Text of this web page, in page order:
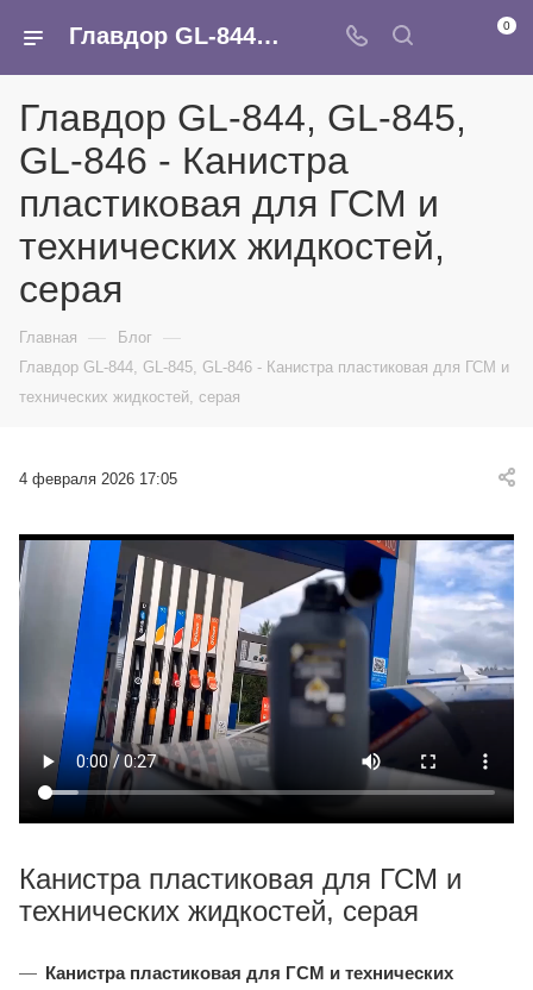
Главдор GL-844, GL-845, GL-846 - Канистра пластиковая для ГСМ и технических жидкостей, серая 0
Главдор GL-844, GL-845,
GL-846 - Канистра
пластиковая для ГСМ и
технических жидкостей,
серая
Главная — Блог —
Главдор GL-844, GL-845, GL-846 - Канистра пластиковая для ГСМ и
технических жидкостей, серая
4 февраля 2026 17:05
Канистра пластиковая для ГСМ и
технических жидкостей, серая
Канистра пластиковая для ГСМ и технических